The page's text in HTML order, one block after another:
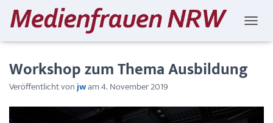
Workshop zum Thema Ausbildung
Veröffentlicht vonjwam4. November 2019